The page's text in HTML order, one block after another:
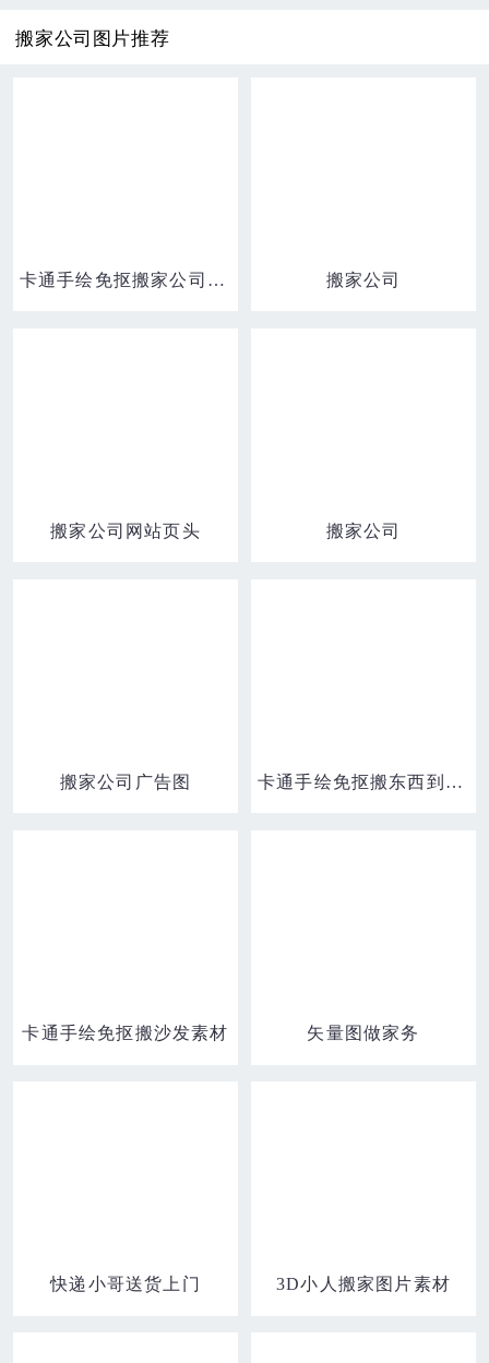
搬家公司图片推荐
卡通手绘免抠搬家公司搬沙发素材 搬家公司
搬家公司网站页头 搬家公司
搬家公司广告图 卡通手绘免抠搬东西到车上素材
卡通手绘免抠搬沙发素材 矢量图做家务
快递小哥送货上门 3D小人搬家图片素材